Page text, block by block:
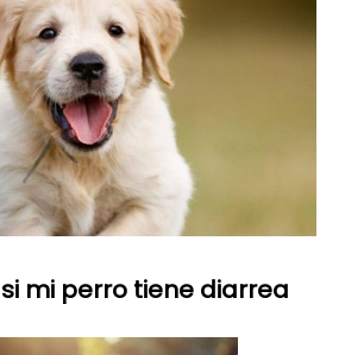
mi perro tiene diarrea